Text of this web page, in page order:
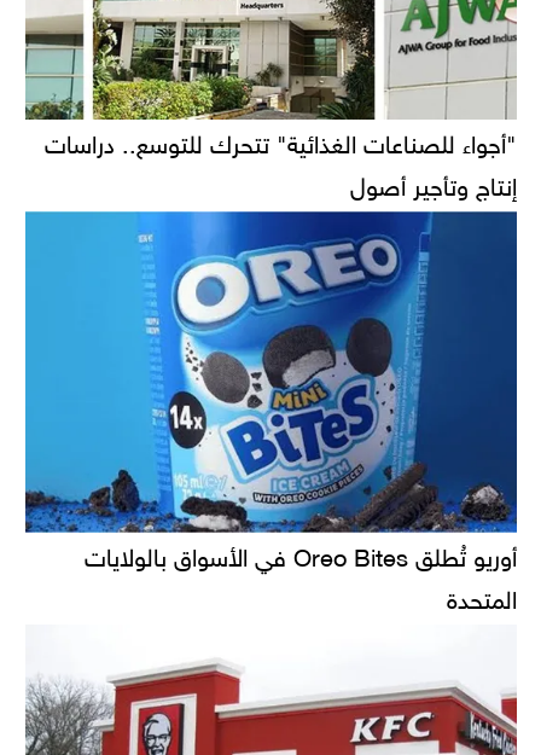
"أجواء للصناعات الغذائية" تتحرك للتوسع.. دراسات
إنتاج وتأجير أصول
أوريو تُطلق Oreo Bites في الأسواق بالولايات
المتحدة